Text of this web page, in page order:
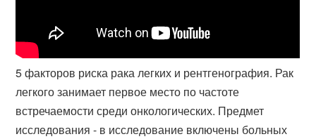
5 факторов риска рака легких и рентгенография. Рак
легкого занимает первое место по частоте
встречаемости среди онкологических. Предмет
исследования - в исследование включены больных